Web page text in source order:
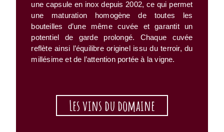
une capsule en inox depuis 2002, ce qui permet
une maturation homogène de toutes les
bouteilles d’une même cuvée et garantit un
potentiel de garde prolongé. Chaque cuvée
reflète ainsi l’équilibre originel issu du terroir, du
millésime et de l’attention portée à la vigne.
Les vins du domaine